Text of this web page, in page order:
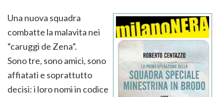
Una nuova squadra
combatte la malavita nei
“caruggi de Zena”.
Sono tre, sono amici, sono
affiatati e soprattutto
decisi: i loro nomi in codice